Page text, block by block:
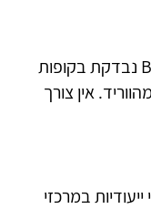
נבדקת בקופות
אין צורך
במרכזי